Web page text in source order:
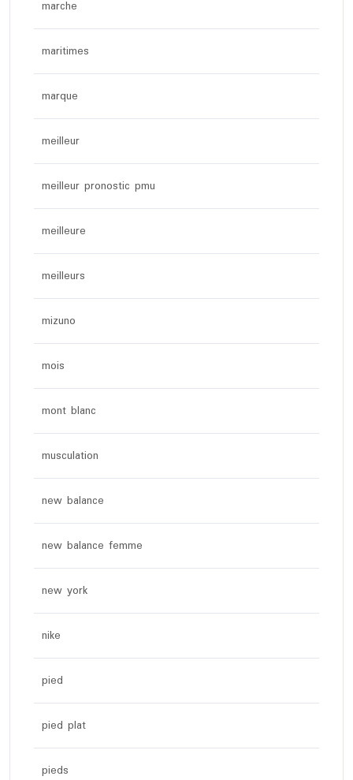
marche
maritimes
marque
meilleur
meilleur pronostic pmu
meilleure
meilleurs
mizuno
mois
mont blanc
musculation
new balance
new balance femme
new york
nike
pied
pied plat
pieds